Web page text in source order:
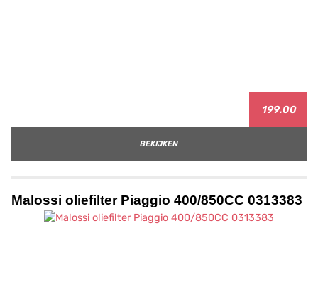
199.00
BEKIJKEN
Malossi oliefilter Piaggio 400/850CC 0313383